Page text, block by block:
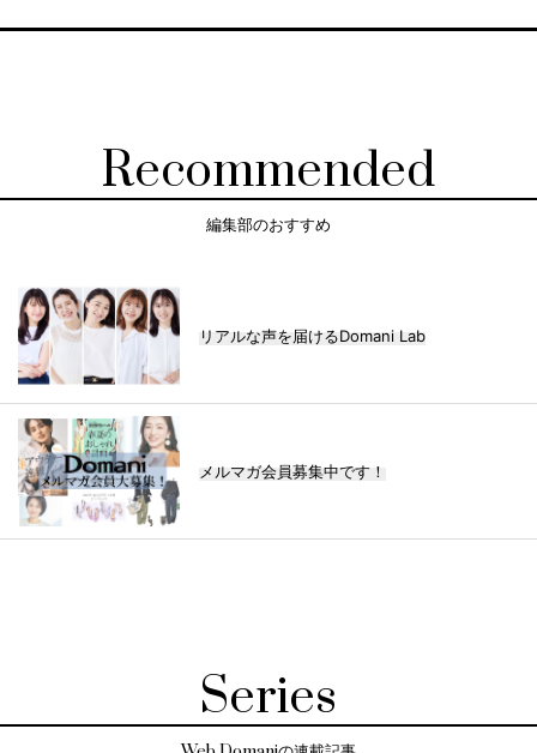
Recommended
編集部のおすすめ
リアルな声を届けるDomani Lab
メルマガ会員募集中です！
Series